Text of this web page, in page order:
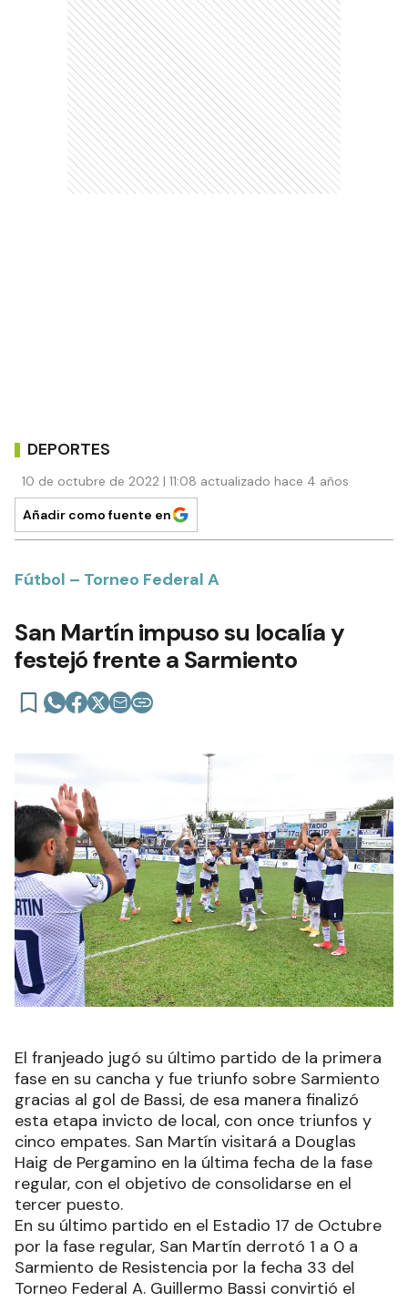
DEPORTES
10 de octubre de 2022 | 11:08 actualizado hace 4 años
Añadir como fuente en
Fútbol – Torneo Federal A
San Martín impuso su localía y
festejó frente a Sarmiento
El franjeado jugó su último partido de la primera
fase en su cancha y fue triunfo sobre Sarmiento
gracias al gol de Bassi, de esa manera finalizó
esta etapa invicto de local, con once triunfos y
cinco empates. San Martín visitará a Douglas
Haig de Pergamino en la última fecha de la fase
regular, con el objetivo de consolidarse en el
tercer puesto.
En su último partido en el Estadio 17 de Octubre
por la fase regular, San Martín derrotó 1 a 0 a
Sarmiento de Resistencia por la fecha 33 del
Torneo Federal A. Guillermo Bassi convirtió el